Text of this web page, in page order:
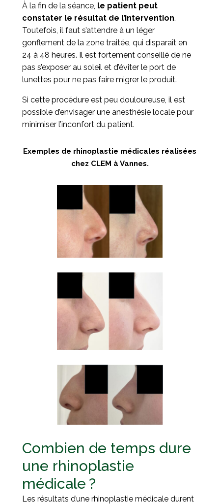
À la fin de la séance, le patient peut
constater le résultat de l’intervention.
Toutefois, il faut s’attendre à un léger
gonflement de la zone traitée, qui disparaît en
24 à 48 heures. Il est fortement conseillé de ne
pas s’exposer au soleil et d’éviter le port de
lunettes pour ne pas faire migrer le produit.
Si cette procédure est peu douloureuse, il est
possible d’envisager une anesthésie locale pour
minimiser l’inconfort du patient.
Exemples de rhinoplastie médicales réalisées
chez CLEM à Vannes.
Combien de temps dure
une rhinoplastie
médicale ?
Les résultats d’une rhinoplastie médicale durent